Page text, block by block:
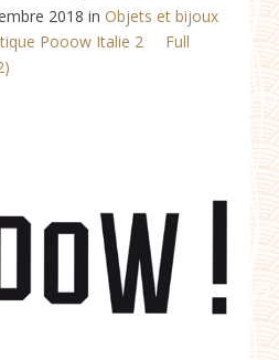
2018 in Objets et bijoux
Pooow Italie 2
Full